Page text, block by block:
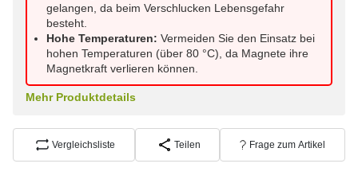
gelangen, da beim Verschlucken Lebensgefahr
besteht.
Hohe Temperaturen: Vermeiden Sie den Einsatz bei
hohen Temperaturen (über 80 °C), da Magnete ihre
Magnetkraft verlieren können.
Mehr Produktdetails
Vergleichsliste Teilen Frage zum Artikel